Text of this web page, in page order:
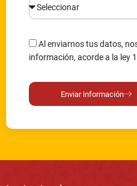
Al enviarnos tus datos,
información, acorde a la ley
Enviar información